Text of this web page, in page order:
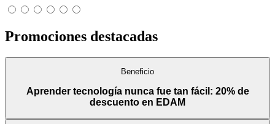
Promociones destacadas
Beneficio
Aprender tecnología nunca fue tan fácil: 20% de
descuento en EDAM